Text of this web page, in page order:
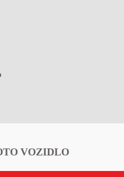
VOZIDLO